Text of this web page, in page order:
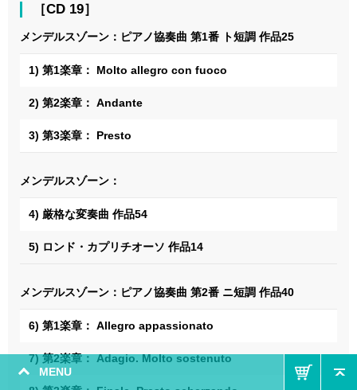
MENU
［CD 19］
メンデルスゾーン：ピアノ協奏曲 第1番 ト短調 作品25
1) 第1楽章： Molto allegro con fuoco
2) 第2楽章： Andante
3) 第3楽章： Presto
メンデルスゾーン：
4) 厳格な変奏曲 作品54
5) ロンド・カプリチオーソ 作品14
メンデルスゾーン：ピアノ協奏曲 第2番 ニ短調 作品40
6) 第1楽章： Allegro appassionato
7) 第2楽章： Adagio. Molto sostenuto